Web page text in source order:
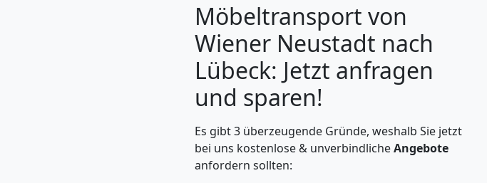
Möbeltransport von
Wiener Neustadt nach
Lübeck: Jetzt anfragen
und sparen!
Es gibt 3 überzeugende Gründe, weshalb Sie jetzt
bei uns kostenlose & unverbindlicheAngebote
anfordern sollten: